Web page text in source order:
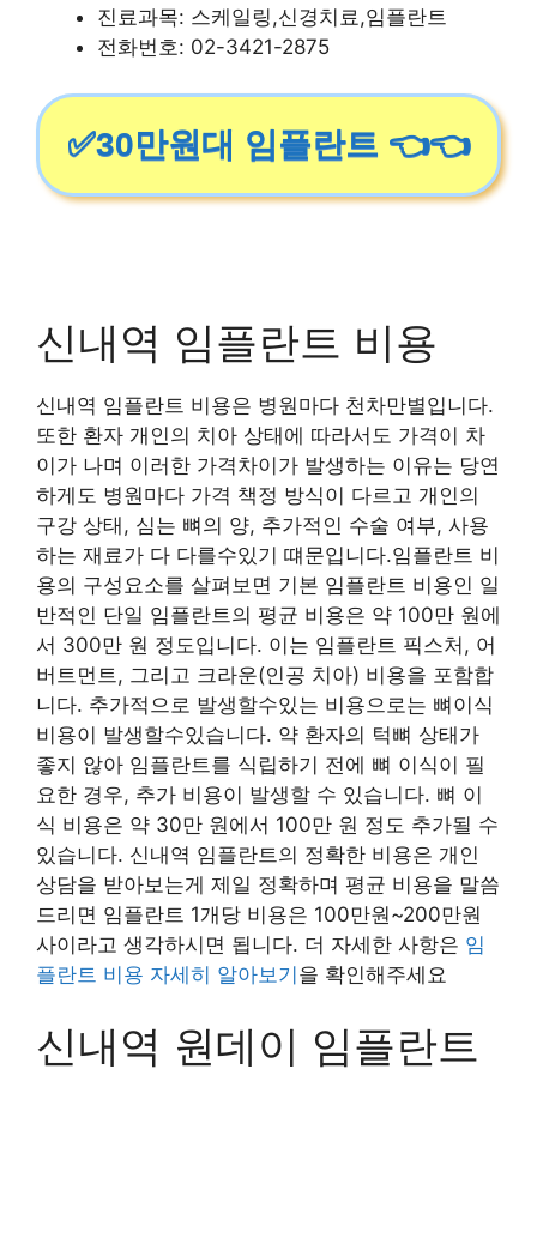
진료과목: 스케일링,신경치료,임플란트
전화번호: 02-3421-2875
✅30만원대 임플란트 👈👈
신내역 임플란트 비용
신내역 임플란트 비용은 병원마다 천차만별입니다.
또한 환자 개인의 치아 상태에 따라서도 가격이 차
이가 나며 이러한 가격차이가 발생하는 이유는 당연
하게도 병원마다 가격 책정 방식이 다르고 개인의
구강 상태, 심는 뼈의 양, 추가적인 수술 여부, 사용
하는 재료가 다 다를수있기 떄문입니다.임플란트 비
용의 구성요소를 살펴보면 기본 임플란트 비용인 일
반적인 단일 임플란트의 평균 비용은 약 100만 원에
서 300만 원 정도입니다. 이는 임플란트 픽스처, 어
버트먼트, 그리고 크라운(인공 치아) 비용을 포함합
니다. 추가적으로 발생할수있는 비용으로는 뼈이식
비용이 발생할수있습니다. 약 환자의 턱뼈 상태가
좋지 않아 임플란트를 식립하기 전에 뼈 이식이 필
요한 경우, 추가 비용이 발생할 수 있습니다. 뼈 이
식 비용은 약 30만 원에서 100만 원 정도 추가될 수
있습니다. 신내역 임플란트의 정확한 비용은 개인
상담을 받아보는게 제일 정확하며 평균 비용을 말씀
드리면 임플란트 1개당 비용은 100만원~200만원
사이라고 생각하시면 됩니다. 더 자세한 사항은 임
플란트 비용 자세히 알아보기을 확인해주세요
신내역 원데이 임플란트